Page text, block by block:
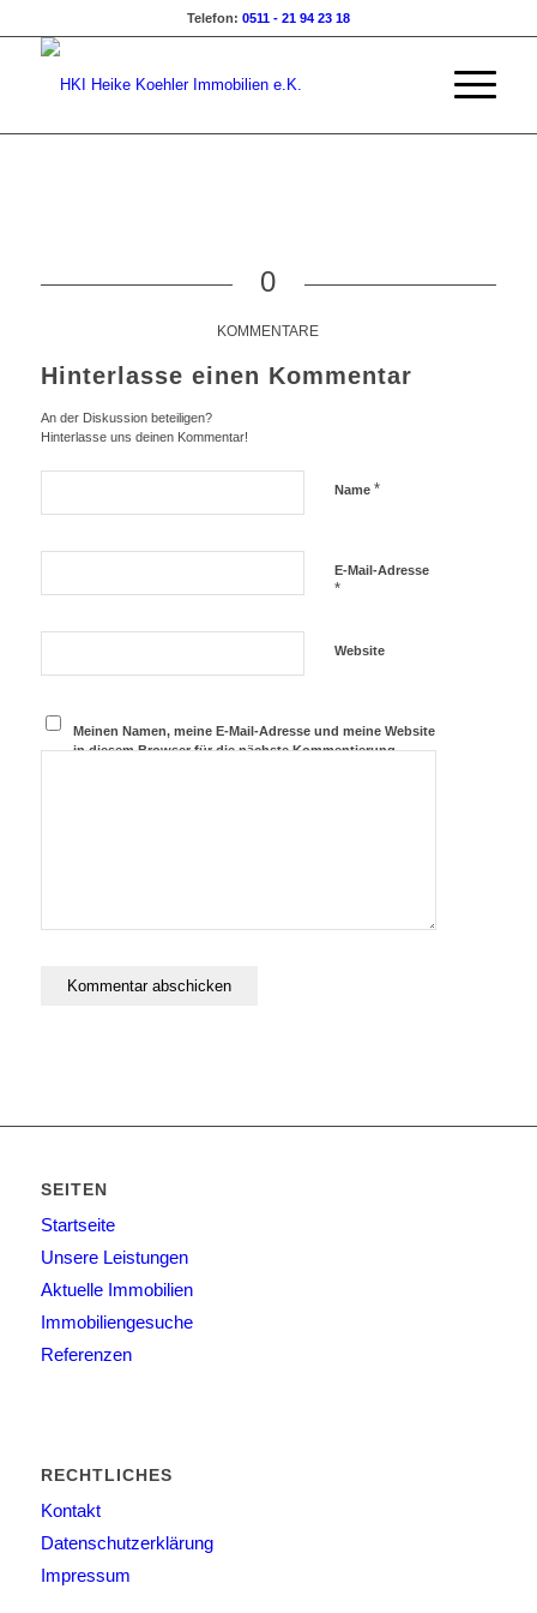
Telefon: 0511 - 21 94 23 18
0
KOMMENTARE
Hinterlasse einen Kommentar
An der Diskussion beteiligen?
Hinterlasse uns deinen Kommentar!
Name *
E-Mail-Adresse
*
Website
Meinen Namen, meine E-Mail-Adresse und meine Website
in diesem Browser für die nächste Kommentierung
SEITEN
Startseite
Unsere Leistungen
Aktuelle Immobilien
Immobiliengesuche
Referenzen
RECHTLICHES
Kontakt
Datenschutzerklärung
Impressum